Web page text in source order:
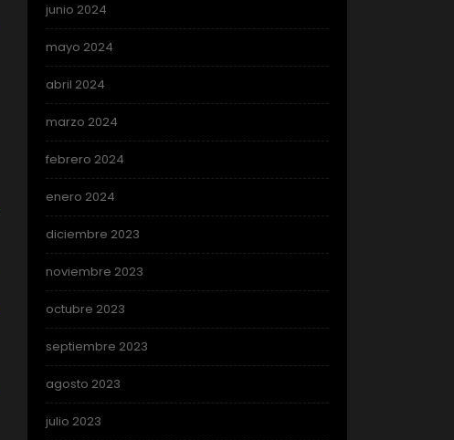
junio 2024
mayo 2024
abril 2024
marzo 2024
febrero 2024
enero 2024
diciembre 2023
noviembre 2023
octubre 2023
septiembre 2023
agosto 2023
julio 2023